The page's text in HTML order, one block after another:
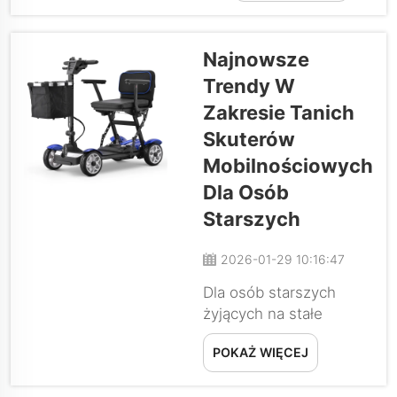
korzystających z
inwalidzkiego,
ponieważ często
decyduje on o tym,
czy osoba ta
pozostanie w
domu, czy będzie
mogła wyjść na
zewnątrz. Ciężki i
trudno umieścić w
samochodzie, nie
da się go wnieść
po schodach i...
Najnowsze
Trendy W
Zakresie Tanich
Skuterów
Mobilnościowych
Dla Osób
Starszych
2026-01-29 10:16:47
Dla osób starszych
żyjących na stałe
dochody skutery
mobilnościowe mogą
wydawać się luksusem,
POKAŻ WIĘCEJ